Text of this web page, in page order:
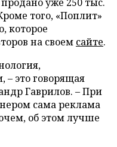
того, «Поплит»
которое
на своем сайте.
– это говорящая
Гаврилов. – При
сама реклама
об этом лучше